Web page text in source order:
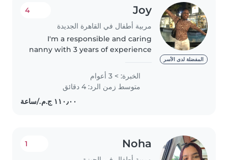
المفضلة لدى الأسر
Joy
مربية أطفال في القاهرة الجديدة
4
I'm a responsible and caring
nanny with 3 years of experience
preschoolers, and
gradeschoolers. I hold a diploma
and am certified in first aid. I
الخبرة: > 3 أعوام
متوسط زمن الرد: 4 دقائق
Noha
1